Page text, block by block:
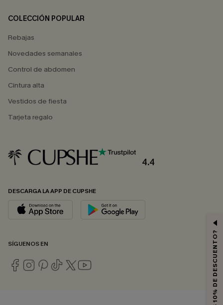
COLECCIÓN POPULAR
Rebajas
Novedades semanales
Control de abdomen
Cintura alta
Vestidos de fiesta
Tarjeta regalo
4.4
DESCARGA LA APP DE CUPSHE
SÍGUENOS EN